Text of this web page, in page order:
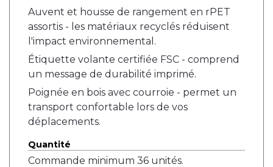
Auvent et housse de rangement en rPET
assortis - les matériaux recyclés réduisent
l'impact environnemental.
Étiquette volante certifiée FSC - comprend
un message de durabilité imprimé.
Poignée en bois avec courroie - permet un
transport confortable lors de vos
déplacements.
Quantité
Commande minimum 36 unités.